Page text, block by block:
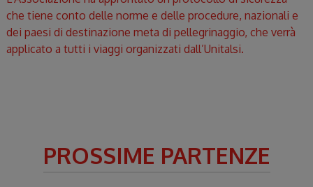
che tiene conto delle norme e delle procedure, nazionali e
dei paesi di destinazione meta di pellegrinaggio, che verrà
applicato a tutti i viaggi organizzati dall’Unitalsi.
PROSSIME PARTENZE